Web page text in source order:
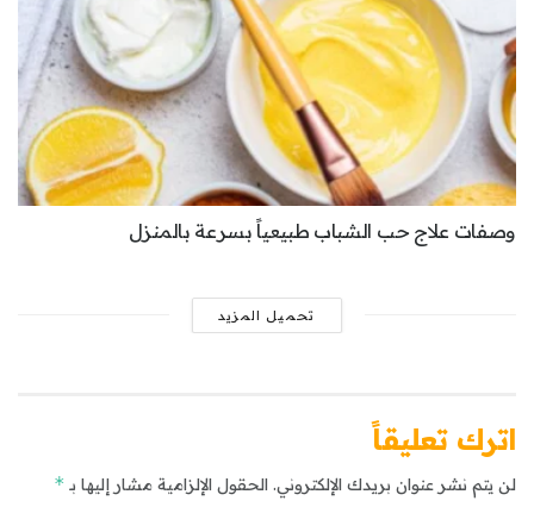
وصفات علاج حب الشباب طبيعياً بسرعة بالمنزل
تحميل المزيد
اترك تعليقاً
لن يتم نشر عنوان بريدك الإلكتروني. الحقول الإلزامية مشار إليها بـ *